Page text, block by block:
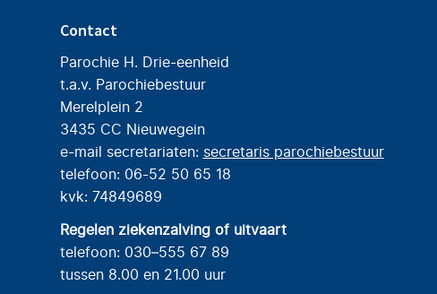
Contact
Parochie H. Drie-eenheid
t.a.v. Parochiebestuur
Merelplein 2
3435 CC Nieuwegein
e-mail secretariaten: secretaris parochiebestuur
telefoon: 06-52 50 65 18
kvk: 74849689
Regelen ziekenzalving of uitvaart
telefoon: 030–555 67 89
tussen 8.00 en 21.00 uur